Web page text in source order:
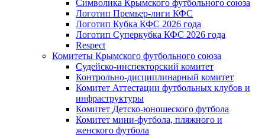
Символика Крымского футбольного союза
Логотип Премьер-лиги КФС
Логотип Кубка КФС 2026 года
Логотип Суперкубка КФС 2026 года
Respect
Комитеты Крымского футбольного союза
Судейско-инспекторский комитет
Контрольно-дисциплинарный комитет
Комитет Аттестации футбольных клубов и
инфраструктуры
Комитет Детско-юношеского футбола
Комитет мини-футбола, пляжного и
женского футбола